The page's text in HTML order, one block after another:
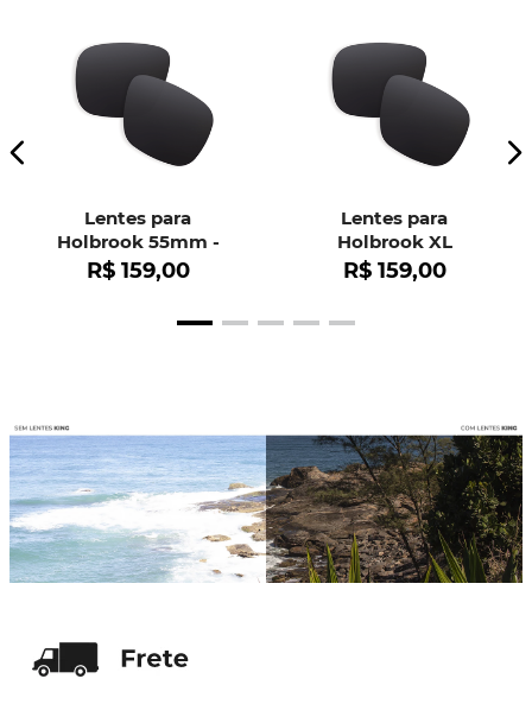
Lentes para
Holbrook 55mm -
OO9102
R$ 159,00
Lentes para
Holbrook XL
R$ 159,00